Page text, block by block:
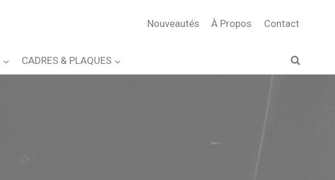
Nouveautés À Propos Contact
CADRES & PLAQUES